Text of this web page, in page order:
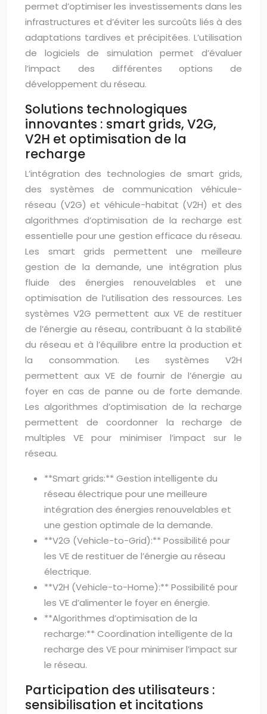
permet d’optimiser les investissements dans les
infrastructures et d’éviter les surcoûts liés à des
adaptations tardives et précipitées. L’utilisation
de logiciels de simulation permet d’évaluer
l’impact des différentes options de
développement du réseau.
Solutions technologiques
innovantes : smart grids, V2G,
V2H et optimisation de la
recharge
L’intégration des technologies de smart grids,
des systèmes de communication véhicule-
réseau (V2G) et véhicule-habitat (V2H) et des
algorithmes d’optimisation de la recharge est
essentielle pour une gestion efficace du réseau.
Les smart grids permettent une meilleure
gestion de la demande, une intégration plus
fluide des énergies renouvelables et une
optimisation de l’utilisation des ressources. Les
systèmes V2G permettent aux VE de restituer
de l’énergie au réseau, contribuant à la stabilité
du réseau et à l’équilibre entre la production et
la consommation. Les systèmes V2H
permettent aux VE de fournir de l’énergie au
foyer en cas de panne ou de forte demande.
Les algorithmes d’optimisation de la recharge
permettent de coordonner la recharge de
multiples VE pour minimiser l’impact sur le
réseau.
**Smart grids:** Gestion intelligente du
réseau électrique pour une meilleure
intégration des énergies renouvelables et
une gestion optimale de la demande.
**V2G (Vehicle-to-Grid):** Possibilité pour
les VE de restituer de l’énergie au réseau
électrique.
**V2H (Vehicle-to-Home):** Possibilité pour
les VE d’alimenter le foyer en énergie.
**Algorithmes d’optimisation de la
recharge:** Coordination intelligente de la
recharge des VE pour minimiser l’impact sur
le réseau.
Participation des utilisateurs :
sensibilisation et incitations